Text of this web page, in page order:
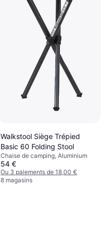
Walkstool Siège Trépied
Basic 60 Folding Stool
Chaise de camping, Aluminium
54 €
Ou 3 paiements de 18,00 €
8 magasins